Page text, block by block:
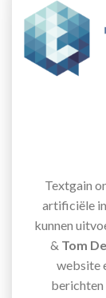
Textgain
artificiële
kunnen
& Tom
website